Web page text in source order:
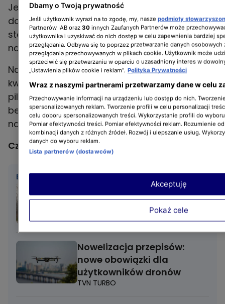
Jeśli chodzi o kwoty, wysokość
dofinansowania ma sięgać około 2,5 tys. zł na
standardowy rower elektryczny oraz 4,5 tys. zł
na rower cargo.
Nabór wniosków planowany jest na drugi
kwartał 2025 roku. Program ma charakter
pilotażowy, a w pierwszej kolejności
beneficjentami mają być osoby fizyczne, a
następnie przedsiębiorcy.
Czytaj także:
BĄDŹ NA BIEŻĄCO
MINI Aceman w wersji S -
jaki ma zasięg?
Nowelizacja przepisów:
nowe obowiązki dla
użytkowników dronów
TVN TURBO
Dbamy o Twoją prywatność
Jeśli użytkownik wyrazi na to zgodę, my, nasze podmioty
Partnerów IAB oraz 30 innych Zaufanych Partnerów może
użytkownika i uzyskiwać do nich dostęp w celu zapewnienia bardziej
przeglądania. Odbywa się to poprzez przetwarzanie danych osobowych
przeglądania przechowywanych w plikach cookie. Użytkownik może
sprzeciwić się przetwarzaniu w oparciu o uzasadniony interes w
„Ustawienia plików cookie i reklam”. Polityka Prywatności
Wraz z naszymi partnerami przetwarzamy dane w celu
Przechowywanie informacji na urządzeniu lub dostęp do nich.
spersonalizowanych reklam. Tworzenie profili w celu personalizacji
celu doboru spersonalizowanych treści. Wykorzystanie profili do
Pomiar efektywności treści. Pomiar efektywności reklam. Rozumienie
kombinacji danych z różnych źródeł. Rozwój i ulepszanie usług.
danych do wyboru reklam.
Lista partnerów (dostawców)
Pokaż cele
Akceptuję